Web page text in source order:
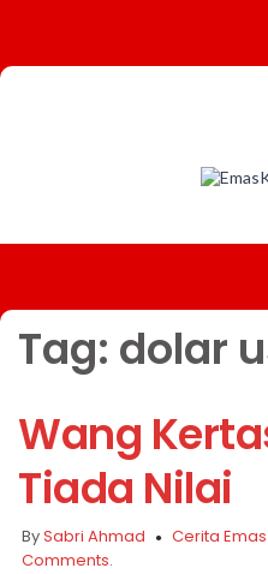
Tag: dolar
Wang
Tiada Nilai
BySabri Ahmad Cerita Emas
Comments.